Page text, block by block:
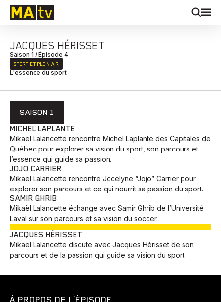
JACQUES HÉRISSET
Saison 1 / Épisode 4
SPORT ET PLEIN AIR
L'essence du sport
SAISON 1
MICHEL LAPLANTE
Mikaël Lalancette rencontre Michel Laplante des Capitales de
Québec pour explorer sa vision du sport, son parcours et
l’essence qui guide sa passion.
JOJO CARRIER
Mikaël Lalancette rencontre Jocelyne “Jojo” Carrier pour
explorer son parcours et ce qui nourrit sa passion du sport.
SAMIR GHRIB
Mikaël Lalancette échange avec Samir Ghrib de l’Université
Laval sur son parcours et sa vision du soccer.
JACQUES HÉRISSET
Mikaël Lalancette discute avec Jacques Hérisset de son
parcours et de la passion qui guide sa vision du sport.
À PROPOS DE L’ÉPISODE